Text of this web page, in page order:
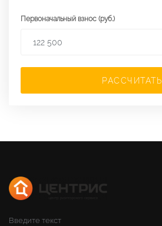
Первоначальный взнос (руб.)
РАССЧИТАТЬ
Введите текст